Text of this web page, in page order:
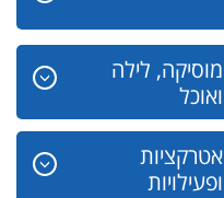
מוסיקה, לילה
ואוכל
אטרקציות
ופעילויות